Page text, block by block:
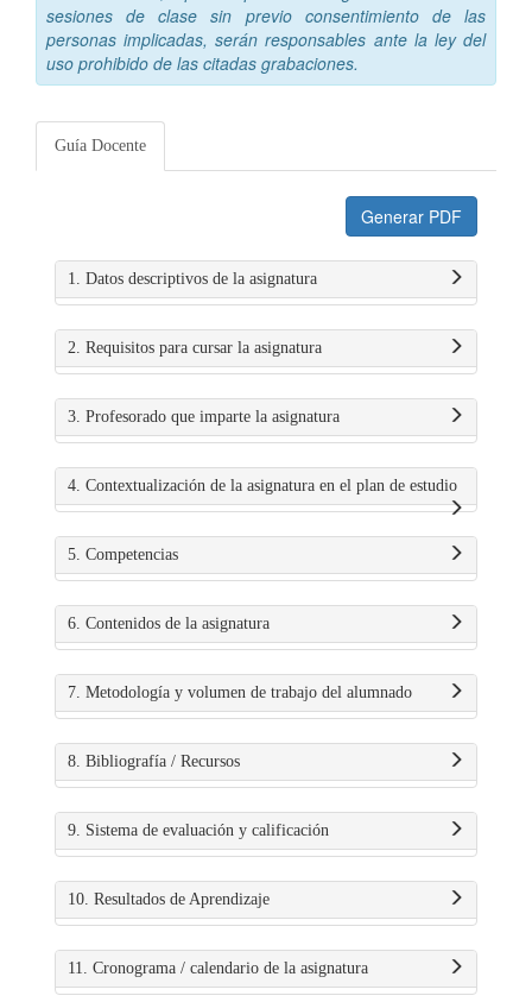
sesiones de clase sin previo consentimiento de las
personas implicadas, serán responsables ante la ley del
uso prohibido de las citadas grabaciones.
Guía Docente
Generar PDF
1. Datos descriptivos de la asignatura
2. Requisitos para cursar la asignatura
3. Profesorado que imparte la asignatura
4. Contextualización de la asignatura en el plan de estudio
5. Competencias
6. Contenidos de la asignatura
7. Metodología y volumen de trabajo del alumnado
8. Bibliografía / Recursos
9. Sistema de evaluación y calificación
10. Resultados de Aprendizaje
11. Cronograma / calendario de la asignatura